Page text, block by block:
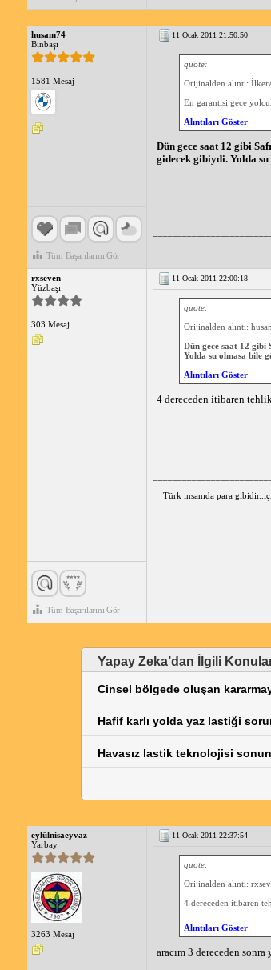
husam74
Binbaşı
1581 Mesaj
Tüm Başarılarını Gör
11 Ocak 2011 21:50:50
quote:
Orijinalden alıntı:
En garantisi gece
Alıntıları Göster
Dün gece saat 12 gibi
gidecek gibiydi. Yolda su
rxseven
Yüzbaşı
303 Mesaj
Tüm Başarılarını Gör
11 Ocak 2011 22:00:18
quote:
Orijinalden alıntı:
Dün gece saat 12 gibi
Yolda su olmasa bile
Alıntıları Göster
4 dereceden itibaren
Türk insanıda para
Yapay Zeka’dan İlgili
Cinsel bölgede oluşan
Hafif karlı yolda yaz lastiği
Havasız lastik teknolojisi
eylülnisaeyvaz
Yarbay
3263 Mesaj
11 Ocak 2011 22:37:54
quote:
Orijinalden alıntı:
4 dereceden itibaren
Alıntıları Göster
aracım 3 dereceden